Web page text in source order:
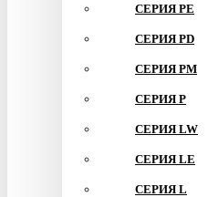
СЕРИЯ PE
СЕРИЯ PD
СЕРИЯ PM
СЕРИЯ P
СЕРИЯ LW
СЕРИЯ LE
СЕРИЯ L